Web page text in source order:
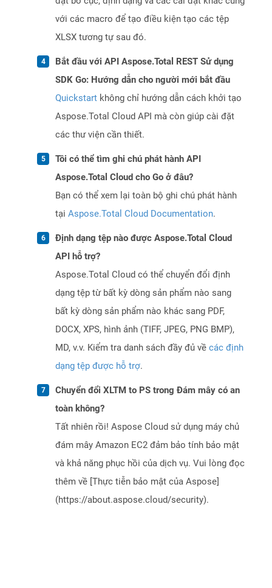
với các macro để tạo điều kiện tạo các tệp
XLSX tương tự sau đó.
Bắt đầu với API Aspose.Total REST Sử dụng
SDK Go: Hướng dẫn cho người mới bắt đầu
Quickstart không chỉ hướng dẫn cách khởi tạo
Aspose.Total Cloud API mà còn giúp cài đặt
các thư viện cần thiết.
Tôi có thể tìm ghi chú phát hành API
Aspose.Total Cloud cho Go ở đâu?
Bạn có thể xem lại toàn bộ ghi chú phát hành
tại Aspose.Total Cloud Documentation.
Định dạng tệp nào được Aspose.Total Cloud
API hỗ trợ?
Aspose.Total Cloud có thể chuyển đổi định
dạng tệp từ bất kỳ dòng sản phẩm nào sang
bất kỳ dòng sản phẩm nào khác sang PDF,
DOCX, XPS, hình ảnh (TIFF, JPEG, PNG BMP),
MD, v.v. Kiểm tra danh sách đầy đủ về các định
dạng tệp được hỗ trợ.
Chuyển đổi XLTM to PS trong Đám mây có an
toàn không?
Tất nhiên rồi! Aspose Cloud sử dụng máy chủ
đám mây Amazon EC2 đảm bảo tính bảo mật
và khả năng phục hồi của dịch vụ. Vui lòng đọc
thêm về [Thực tiễn bảo mật của Aspose]
(https://about.aspose.cloud/security).